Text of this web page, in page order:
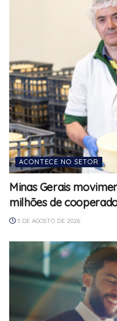
ACONTECE NO SETOR
Minas Gerais
milhões de
5 DE AGOSTO DE 2026